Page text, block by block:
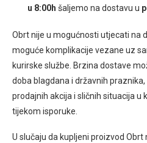
u 8:00h šaljemo na dostavu u
Obrt nije u mogućnosti utjecati na
moguće komplikacije vezane uz
kurirske službe. Brzina dostave
doba blagdana i državnih
prodajnih akcija i sličnih situacija u
tijekom isporuke.
U slučaju da kupljeni proizvod Obrt